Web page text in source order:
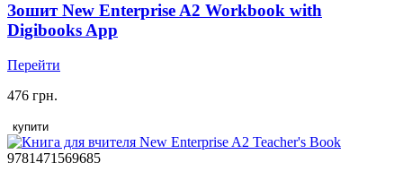
Зошит New Enterprise A2 Workbook with
Digibooks App
Перейти
476 грн.
купити
9781471569685